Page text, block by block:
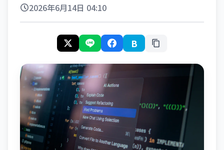
2026年6月14日 04:10
B